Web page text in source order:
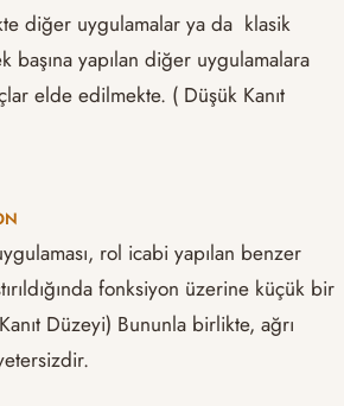
diğer uygulamalar ya da klasik
başına yapılan diğer uygulamalara
elde edilmekte. ( Düşük Kanıt
rol icabi yapılan benzer
fonksiyon üzerine küçük bir
Düzeyi) Bununla birlikte, ağrı